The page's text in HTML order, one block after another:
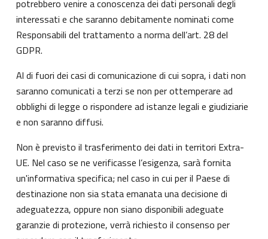
potrebbero venire a conoscenza dei dati personali degli
interessati e che saranno debitamente nominati come
Responsabili del trattamento a norma dell’art. 28 del
GDPR.
Al di fuori dei casi di comunicazione di cui sopra, i dati non
saranno comunicati a terzi se non per ottemperare ad
obblighi di legge o rispondere ad istanze legali e giudiziarie
e non saranno diffusi.
Non è previsto il trasferimento dei dati in territori Extra-
UE. Nel caso se ne verificasse l’esigenza, sarà fornita
un'informativa specifica; nel caso in cui per il Paese di
destinazione non sia stata emanata una decisione di
adeguatezza, oppure non siano disponibili adeguate
garanzie di protezione, verrà richiesto il consenso per